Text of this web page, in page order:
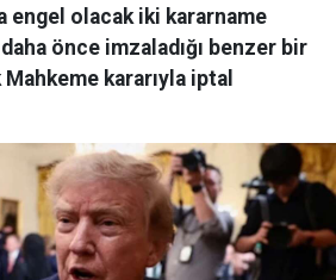
engel olacak iki kararname
önce imzaladığı benzer bir
kararıyla iptal